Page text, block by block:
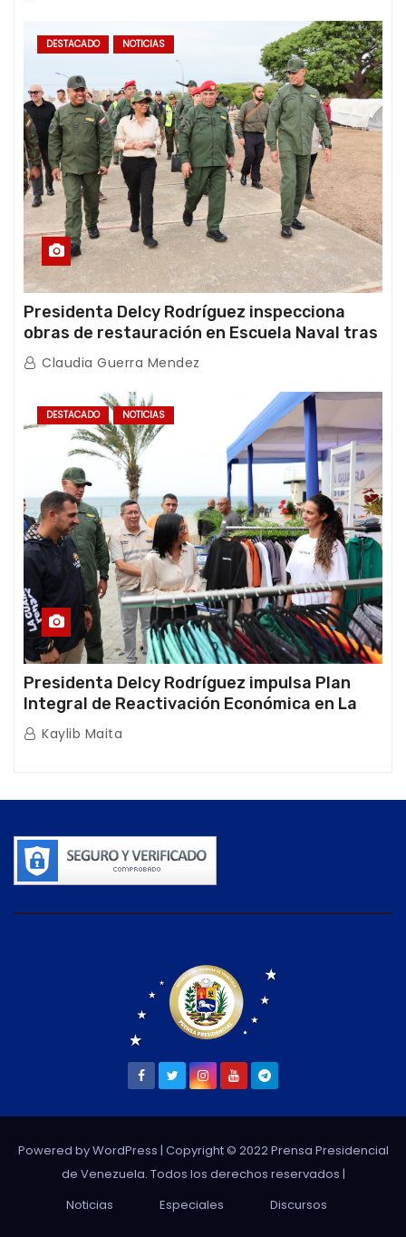
DESTACADO NOTICIAS
Presidenta Delcy Rodríguez inspecciona
obras de restauración en Escuela Naval tras
afectaciones sísmicas en La Guaira
Claudia Guerra Mendez
DESTACADO NOTICIAS
Presidenta Delcy Rodríguez impulsa Plan
Integral de Reactivación Económica en La
Guaira
Kaylib Maita
Powered by WordPress | Copyright © 2022 Prensa Presidencial
de Venezuela. Todos los derechos reservados |
Noticias
Especiales Discursos